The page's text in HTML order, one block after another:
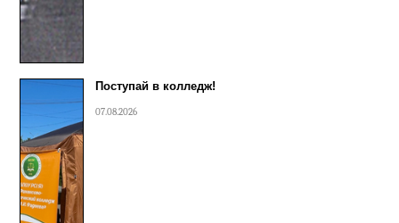
Поступай в колледж!
07.08.2026